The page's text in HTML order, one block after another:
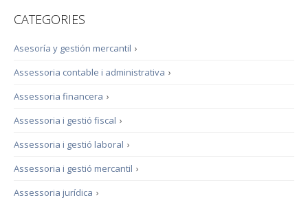
CATEGORIES
›
Asesoría y gestión mercantil
›
Assessoria contable i administrativa
›
Assessoria financera
›
Assessoria i gestió fiscal
›
Assessoria i gestió laboral
›
Assessoria i gestió mercantil
›
Assessoria jurídica